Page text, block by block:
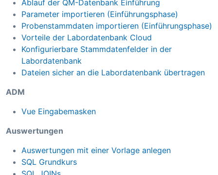
Ablauf der QM-Datenbank Einführung
Parameter importieren (Einführungsphase)
Probenstammdaten importieren (Einführungsphase)
Vorteile der Labordatenbank Cloud
Konfigurierbare Stammdatenfelder in der
Labordatenbank
Dateien sicher an die Labordatenbank übertragen
ADM
Vue Eingabemasken
Auswertungen
Auswertungen mit einer Vorlage anlegen
SQL Grundkurs